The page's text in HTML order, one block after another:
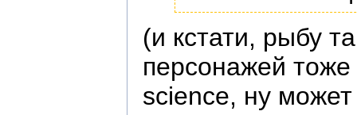
(и кстати, рыбу
персонажей
science, ну